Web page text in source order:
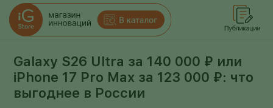
Galaxy S26 Ultra за 140 000 ₽ или
iPhone 17 Pro Max за 123 000 ₽: что
выгоднее в России